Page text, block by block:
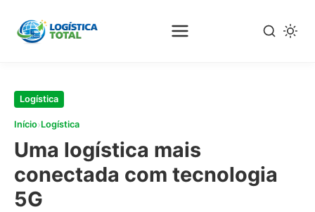
para
Logística
Início›Logística
Uma logística mais
conectada com tecnologia
5G